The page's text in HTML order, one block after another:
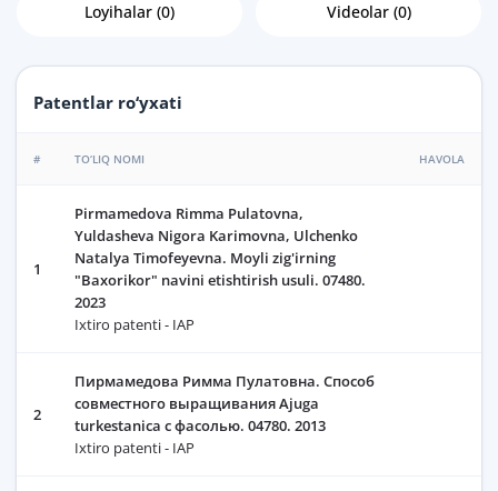
Loyihalar (0) Videolar (0)
Patentlar ro‘yxati
# TO‘LIQ NOMI HAVOLA
1
Pirmamedova Rimma Pulatovna,
Yuldasheva Nigora Karimovna, Ulchenko
Natalya Timofeyevna. Moyli zig'irning
"Baxorikor" navini etishtirish usuli. 07480.
2023
Ixtiro patenti - IAP
2
Пирмамедова Римма Пулатовна. Способ
совместного выращивания Ajuga
turkestanica с фасолью. 04780. 2013
Ixtiro patenti - IAP